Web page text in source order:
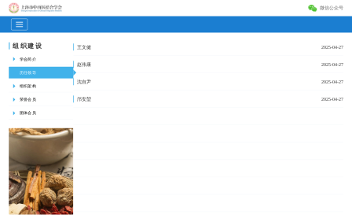
微信公众号
组织建设
学会简介
历任领导
组织架构
荣誉会员
团体会员
王文健 2025-04-27
赵伟康 2025-04-27
沈自尹 2025-04-27
邝安堃 2025-04-27